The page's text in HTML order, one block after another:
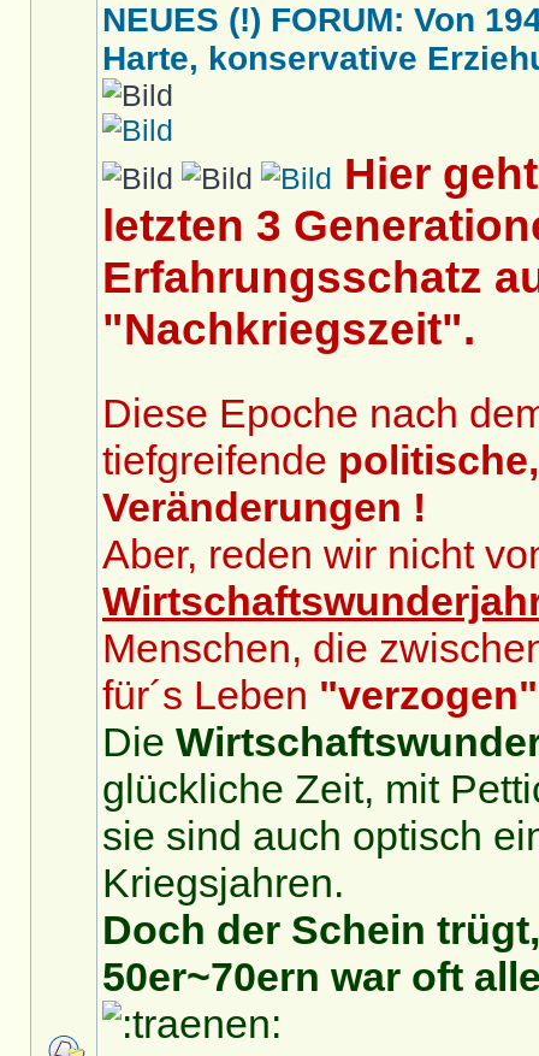
NEUES (!) FORUM: Von
Harte, konservative
Hier
letzten 3
Erfahrungsschatz
"Nachkriegszeit".
Diese Epoche nach
tiefgreifende
Veränderungen !
Aber, reden wir nicht
Menschen, die
für´s Leben "verzogen"
Die
glückliche Zeit, mit
sie sind auch optisch
Kriegsjahren.
Doch der Schein
50er~70ern war oft